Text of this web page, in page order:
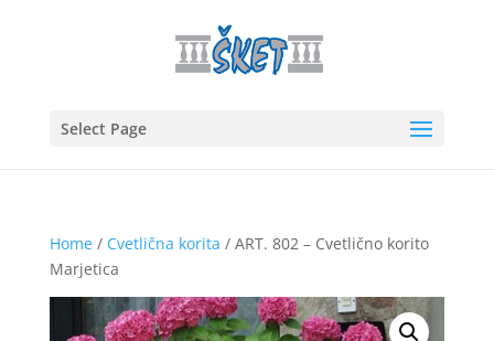
Select Page
Home/ Cvetlična korita / ART. 802 – Cvetlično korito
Marjetica